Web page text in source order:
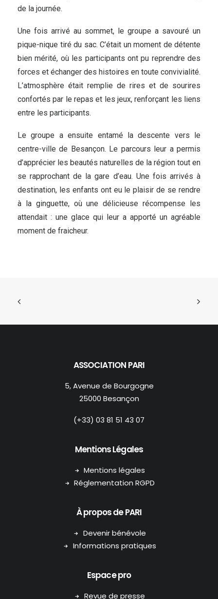
de la journée.
Une fois arrivé au sommet, le groupe a savouré un
pique-nique tiré du sac. C’était un moment de détente
bien mérité, où les participants ont pu reprendre des
forces et échanger des histoires en toute convivialité.
L’atmosphère était remplie de rires et de sourires
confortés par le repas et les jeux, renforçant les liens
entre les participants.
Le groupe a ensuite entamé la descente vers le
centre-ville de Besançon. Le parcours leur a permis
d’apprécier les beautés naturelles de la région tout en
se rapprochant de la gare d’eau. Une fois arrivés à
destination, les enfants ont eu le plaisir de se rendre
à la ginguette, où une délicieuse récompense les
attendait : une glace qui leur a apporté un agréable
moment de fraicheur.
ASSOCIATION PARI
5, Avenue de Bourgogne
25000 Besançon
(+33) 03 81 51 43 07
Mentions Légales
Mentions légales
Réglementation RGPD
À propos de PARI
Devenir bénévole
Informations pratiques
Espace pro
Revue de presse